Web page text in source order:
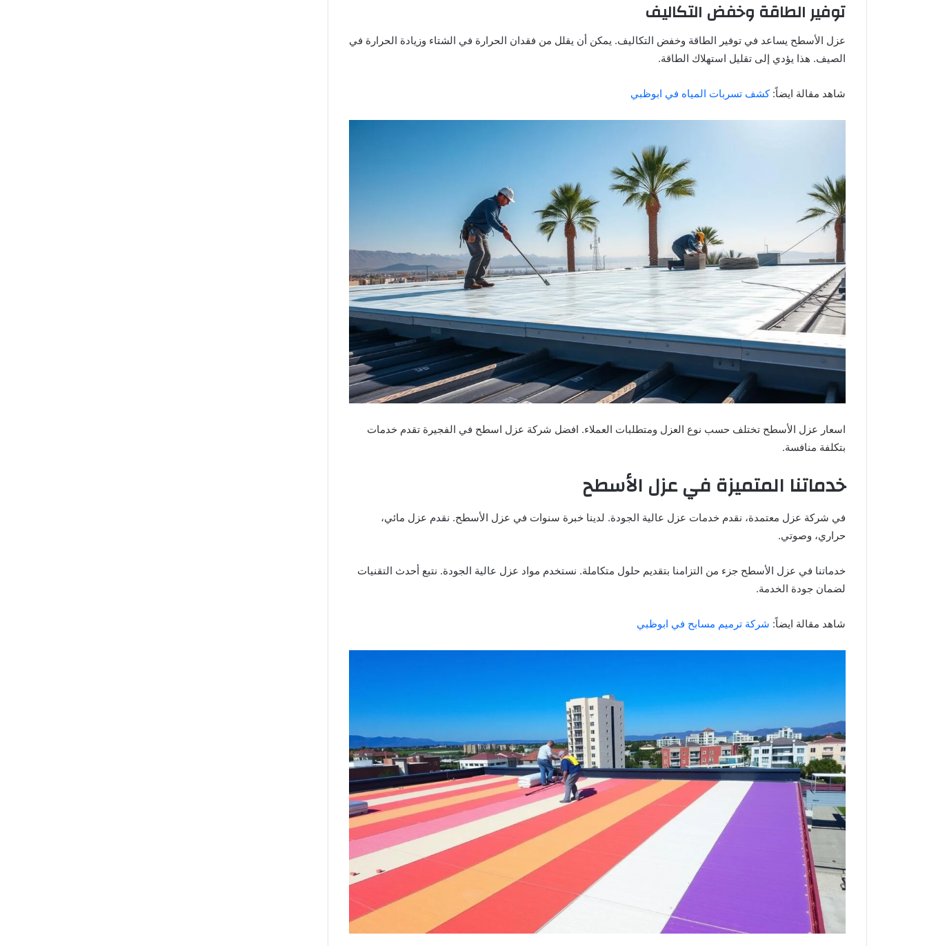
توفير الطاقة وخفض التكاليف
عزل الأسطح يساعد في توفير الطاقة وخفض التكاليف. يمكن أن يقلل من فقدان الحرارة في الشتاء وزيادة الحرارة في
الصيف. هذا يؤدي إلى تقليل استهلاك الطاقة.
شاهد مقالة ايضاً:كشف تسربات المياه في ابوظبي
اسعار عزل الأسطح تختلف حسب نوع العزل ومتطلبات العملاء. افضل شركة عزل اسطح في الفجيرة تقدم خدمات
بتكلفة منافسة.
خدماتنا المتميزة في عزل الأسطح
في شركة عزل معتمدة، نقدم خدمات عزل عالية الجودة. لدينا خبرة سنوات في عزل الأسطح. نقدم عزل مائي،
حراري، وصوتي.
خدماتنا في عزل الأسطح جزء من التزامنا بتقديم حلول متكاملة. نستخدم مواد عزل عالية الجودة. نتبع أحدث التقنيات
لضمان جودة الخدمة.
شاهد مقالة ايضاً: شركة ترميم مسابح في ابوظبي